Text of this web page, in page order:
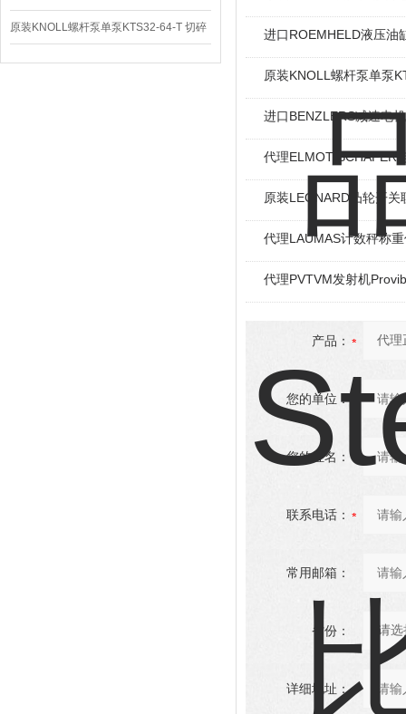
阀定位器
原装KNOLL螺杆泵单泵KTS32-64-T 切碎
排屑机
进口ROEMHELD液压油
原装KNOLL螺杆泵单泵
进口BENZLERS减速电
代理ELMOT-SCHAFER
原装LEONARD凸轮开关
代理LAUMAS计数秤称
代理PVTVM发射机
产品：
您的单位：
您的姓名：
联系电话：
常用邮箱：
省份：
详细地址：